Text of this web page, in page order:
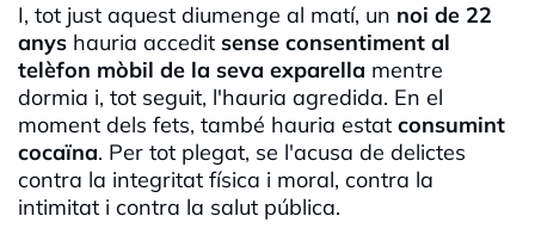
I, tot just aquest diumenge al matí, un noi de 22
anys hauria accedit sense consentiment al
telèfon mòbil de la seva exparella mentre
dormia i, tot seguit, l'hauria agredida. En el
moment dels fets, també hauria estat consumint
cocaïna. Per tot plegat, se l'acusa de delictes
contra la integritat física i moral, contra la
intimitat i contra la salut pública.